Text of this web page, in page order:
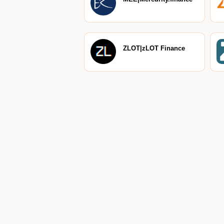
ZLOT|zLOT Finance